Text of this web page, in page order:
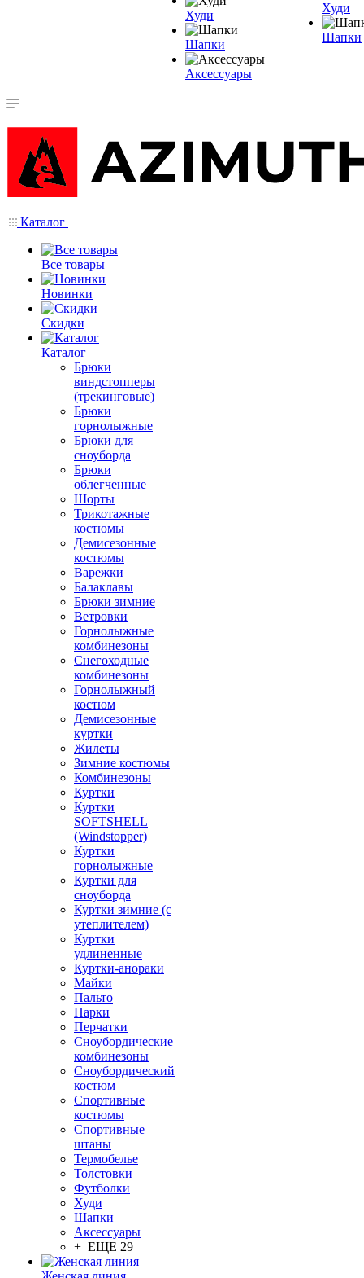
Худи
Шапки
Аксессуары
Худи
Шапки
Каталог
Все товары
Новинки
Скидки
Каталог
Брюки
виндстопперы
(трекинговые)
Брюки
горнолыжные
Брюки для
сноуборда
Брюки
облегченные
Шорты
Трикотажные
костюмы
Демисезонные
костюмы
Варежки
Балаклавы
Брюки зимние
Ветровки
Горнолыжные
комбинезоны
Снегоходные
комбинезоны
Горнолыжный
костюм
Демисезонные
куртки
Жилеты
Зимние костюмы
Комбинезоны
Куртки
Куртки
SOFTSHELL
(Windstopper)
Куртки
горнолыжные
Куртки для
сноуборда
Куртки зимние (с
утеплителем)
Куртки
удлиненные
Куртки-анораки
Майки
Пальто
Парки
Перчатки
Сноубордические
комбинезоны
Сноубордический
костюм
Спортивные
костюмы
Спортивные
штаны
Термобелье
Толстовки
Футболки
Худи
Шапки
Аксессуары
+ ЕЩЕ 29